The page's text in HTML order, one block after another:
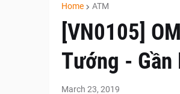
Home ATM
[VN0105]
Tướng -
March 23, 2019